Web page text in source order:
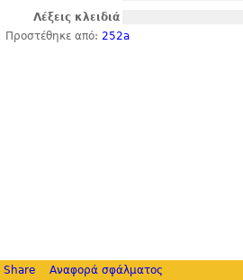
Λέξεις κλειδιά
Προστέθηκε από: 252a
Share Αναφορά σφάλματος